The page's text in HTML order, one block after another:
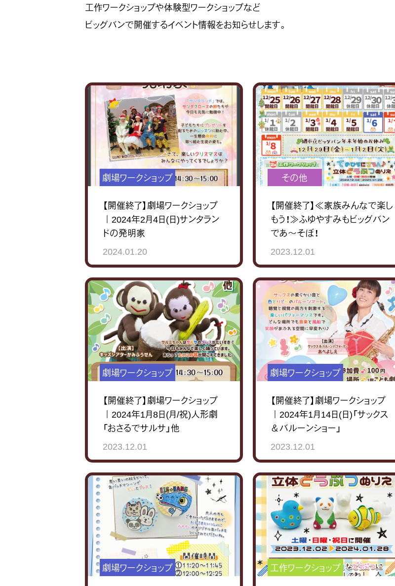
工作ワークショップや体験型ワークショップなど
ビッグバンで開催するイベント情報をお知らせします。
劇場ワークショップ
【開催終了】劇場ワークショップ
｜2024年2月4日(日)サンタラン
ドの発明家
2024.01.20
その他
【開催終了】≪家族みんなで楽し
もう！≫ふゆやすみもビッグバン
であ～そぼ！
2023.12.01
劇場ワークショップ
【開催終了】劇場ワークショップ
｜2024年1月8日(月/祝)人形劇
「おさるでサルサ」他
2023.12.01
劇場ワークショップ
【開催終了】劇場ワークショップ
｜2024年1月14日(日)「サックス
＆バルーンショー」
2023.12.01
劇場ワークショップ 工作ワークショップ